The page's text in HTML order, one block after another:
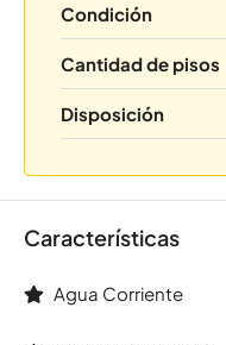
Condición
Cantidad de pisos
Disposición
Características
Agua Corriente